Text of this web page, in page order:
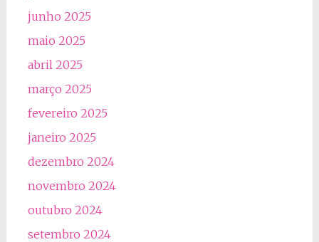
junho 2025
maio 2025
abril 2025
março 2025
fevereiro 2025
janeiro 2025
dezembro 2024
novembro 2024
outubro 2024
setembro 2024